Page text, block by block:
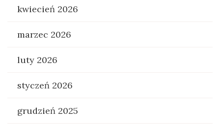
kwiecień 2026
marzec 2026
luty 2026
styczeń 2026
grudzień 2025